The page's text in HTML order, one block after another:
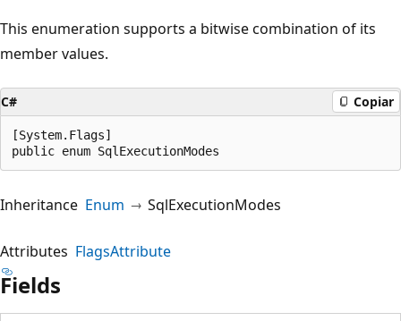
This enumeration supports a bitwise combination of its
member values.
C# Copiar
[System.Flags]
public enum SqlExecutionModes
Inheritance Enum SqlExecutionModes
Attributes FlagsAttribute
Fields